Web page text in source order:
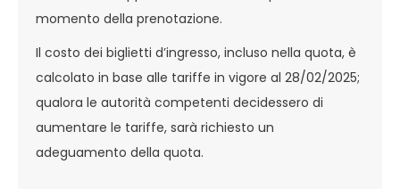
momento della prenotazione.
Il costo dei biglietti d’ingresso, incluso nella quota, è
calcolato in base alle tariffe in vigore al 28/02/2025;
qualora le autorità competenti decidessero di
aumentare le tariffe, sarà richiesto un
adeguamento della quota.